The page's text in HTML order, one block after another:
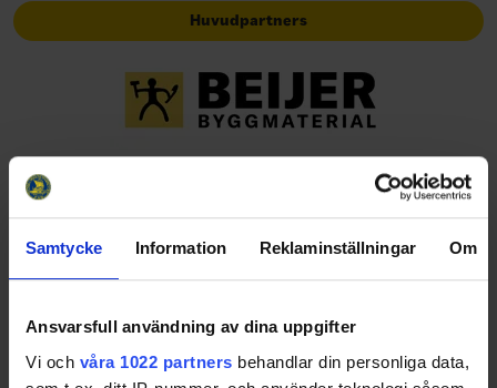
Samtycke Information Reklaminställningar Om
Ansvarsfull användning av dina uppgifter
Vi och våra 1022 partners behandlar din personliga data,
Huvudpartners
Officiella partners